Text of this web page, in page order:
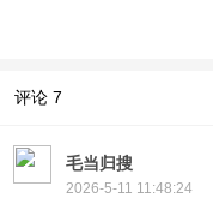
评论 7
毛当归搜
2026-5-11 11:48:24